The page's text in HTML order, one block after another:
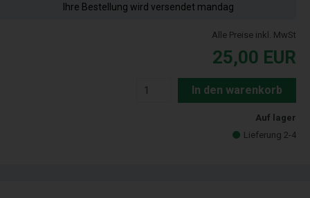
Ihre Bestellung wird versendet mandag
Alle Preise inkl. MwSt
25,00 EUR
In den warenkorb
Auf lager
Lieferung 2-4